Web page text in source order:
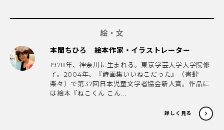
絵・文
本間ちひろ 絵本作家・イラストレーター
1978年、神奈川に生まれる。東京学芸大学大学院修
了。2004年、『詩画集いいねこだった』（書肆
楽々）で第37回日本児童文学者協会新人賞。作品に
は絵本『ねこくん こん...
詳しく見る